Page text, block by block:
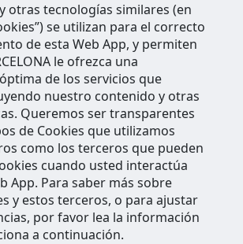
otras tecnologías similares (en
se utilizan para el correcto
de esta Web App, y permiten
le ofrezca una
de los servicios que
nuestro contenido y otras
Queremos ser transparentes
de Cookies que utilizamos
como los terceros que pueden
cuando usted interactúa
App. Para saber más sobre
y estos terceros, o para ajustar
por favor lea la información
a continuación.